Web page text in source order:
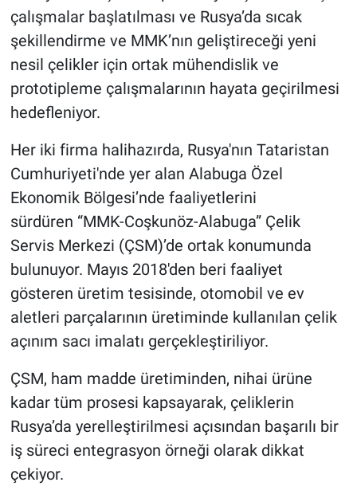
çalışmalar başlatılması ve Rusya’da sıcak
şekillendirme ve MMK’nın geliştireceği yeni
nesil çelikler için ortak mühendislik ve
prototipleme çalışmalarının hayata geçirilmesi
hedefleniyor.
Her iki firma halihazırda, Rusya'nın Tataristan
Cumhuriyeti'nde yer alan Alabuga Özel
Ekonomik Bölgesi’nde faaliyetlerini
sürdüren “MMK-Coşkunöz-Alabuga” Çelik
Servis Merkezi (ÇSM)’de ortak konumunda
bulunuyor. Mayıs 2018'den beri faaliyet
gösteren üretim tesisinde, otomobil ve ev
aletleri parçalarının üretiminde kullanılan çelik
açınım sacı imalatı gerçekleştiriliyor.
ÇSM, ham madde üretiminden, nihai ürüne
kadar tüm prosesi kapsayarak, çeliklerin
Rusya’da yerelleştirilmesi açısından başarılı bir
iş süreci entegrasyon örneği olarak dikkat
çekiyor.